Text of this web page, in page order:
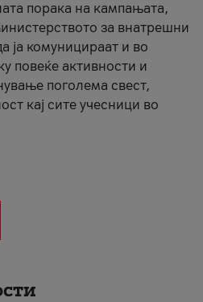
порака на кампањата,
за внатрешни
ја комуницираат и во
повеќе активности и
поголема свест,
кај сите учесници во